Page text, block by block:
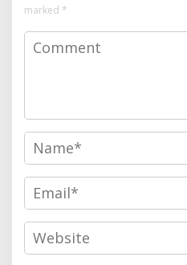
marked *